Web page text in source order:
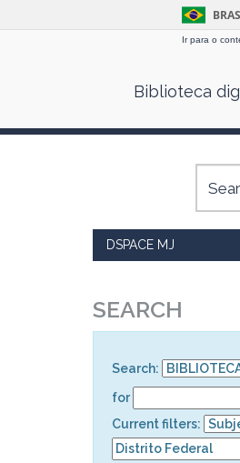
Ir para o
Biblioteca
DSPACE MJ
SEARCH
Search:
for
Current filters: